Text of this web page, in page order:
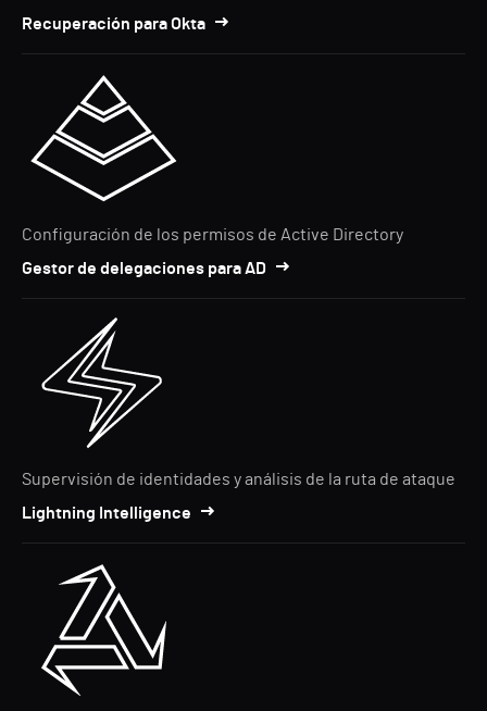
Recuperación para Okta
Configuración de los permisos de Active Directory
Gestor de delegaciones para AD
Supervisión de identidades y análisis de la ruta de ataque
Lightning Intelligence